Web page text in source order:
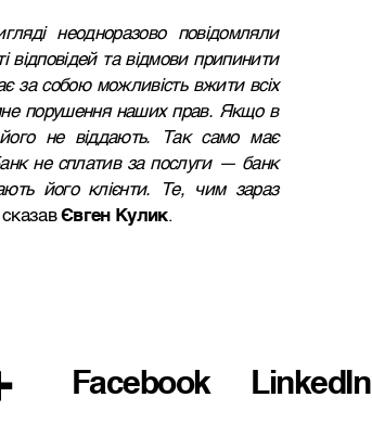
неодноразово повідомляли
відповідей та відмови припинити
за собою можливість вжити всіх
порушення наших прав. Якщо в
не віддають. Так само має
не сплатив за послуги — банк
його клієнти. Те, чим зараз
сказавЄвген Кулик.
Facebook LinkedIn